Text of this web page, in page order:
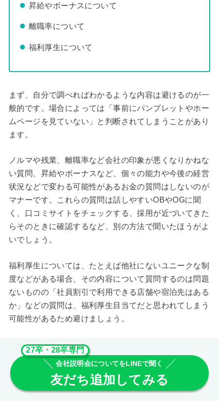
昇給やボーナスについて
離職率について
福利厚生について
まず、自分で調べればわかるような内容は避けるのが一
般的です。場合によっては「事前にパンプレットやホー
ムページを見ていない」と判断されてしまうことがあり
ます。
ノルマや残業、離職率など会社の印象が悪くなりかねな
い質問、昇給やボーナスなど、個々の能力や今後の経営
状況などで変わる可能性があるお金の質問はしないのが
マナーです。これらの質問は話しやすいOBやOGに聞
く、口コミサイトをチェックする、採用が近づいてきた
らそのときに確認するなど、別の方法で聞いたほうがよ
いでしょう。
福利厚生については、たとえば他社にないユニークな制
度などがある場合、その内容について質問するのは問題
ないものの「社員割引で利用できる店舗や宿泊先はある
か」などの質問は、福利厚生目当てだと思われてしまう
可能性があるため避けましょう。
27卒・28卒専門
会社説明会についてをLINEで聞く
友だち追加してみる